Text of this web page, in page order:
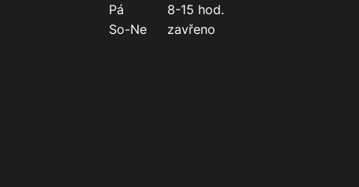
Pá
8-15 hod.
So-Ne
zavřeno